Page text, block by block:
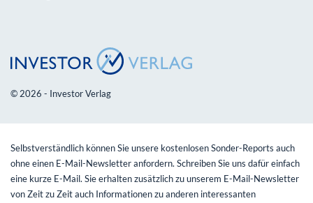
© 2026 - Investor Verlag
Selbstverständlich können Sie unsere kostenlosen Sonder-Reports auch
ohne einen E-Mail-Newsletter anfordern. Schreiben Sie uns dafür einfach
eine kurze E-Mail. Sie erhalten zusätzlich zu unserem E-Mail-Newsletter
von Zeit zu Zeit auch Informationen zu anderen interessanten